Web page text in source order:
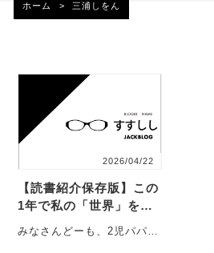
ホーム > 三浦しをん
2026/04/22
【読書紹介保存版】この
1年で私の「世界」を広
げてくれた、濃すぎる5
冊紹介。
みなさんどーも、2児パパ会